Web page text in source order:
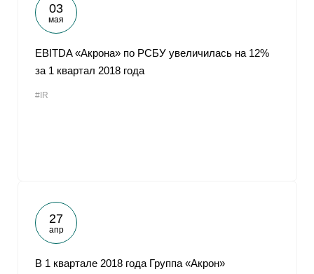
03
мая
EBITDA «Акрона» по РСБУ увеличилась на 12%
за 1 квартал 2018 года
#IR
27
апр
В 1 квартале 2018 года Группа «Акрон»